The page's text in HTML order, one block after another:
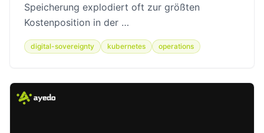
Speicherung explodiert oft zur größten
Kostenposition in der …
digital-sovereignty kubernetes operations